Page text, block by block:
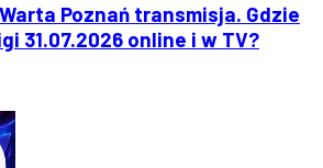
Poznań transmisja. Gdzie
31.07.2026 online i w TV?